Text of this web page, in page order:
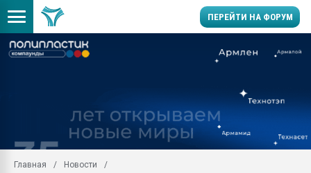
ПЕРЕЙТИ НА ФОРУМ
29.07.2026 ФРП помог
заводу пластмасс"
Главная
Новости